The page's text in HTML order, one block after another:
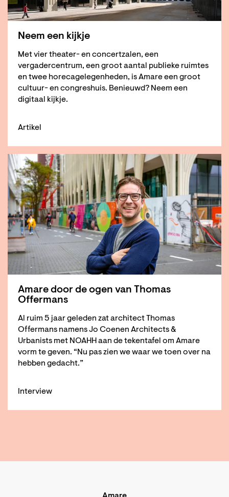
Neem een kijkje
Met vier theater- en concertzalen, een
vergadercentrum, een groot aantal publieke ruimtes
en twee horecagelegenheden, is Amare een groot
cultuur- en congreshuis. Benieuwd? Neem een
digitaal kijkje.
Artikel
Amare door de ogen van Thomas
Offermans
Al ruim 5 jaar geleden zat architect Thomas
Offermans namens Jo Coenen Architects &
Urbanists met NOAHH aan de tekentafel om Amare
vorm te geven. “Nu pas zien we waar we toen over na
hebben gedacht.”
Interview